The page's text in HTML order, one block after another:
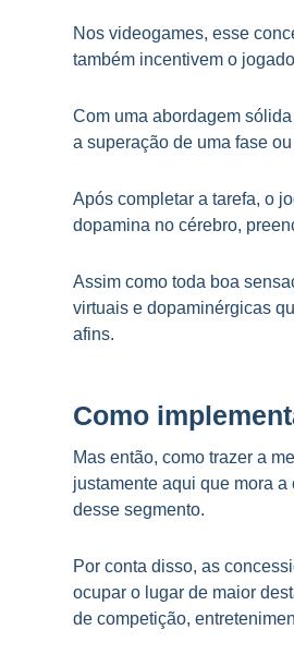
Nos videogames, esse
também incentivem o
Com uma abordagem
a superação de uma fase
Após completar a tarefa, o
dopamina no cérebro,
Assim como toda boa
virtuais e dopaminérgicas
afins.
Como
Mas então, como trazer a
justamente aqui que mora
desse segmento.
Por conta disso, as
ocupar o lugar de maior
de competição,